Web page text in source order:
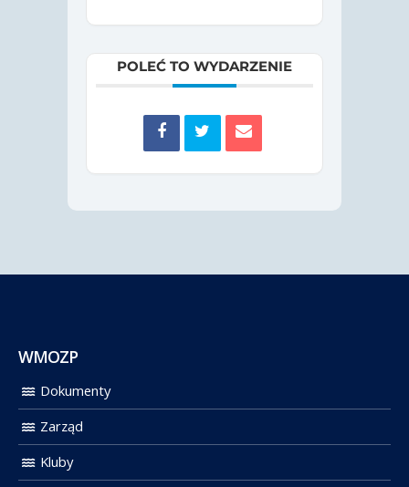
POLEĆ TO WYDARZENIE
WMOZP
Dokumenty
Zarząd
Kluby